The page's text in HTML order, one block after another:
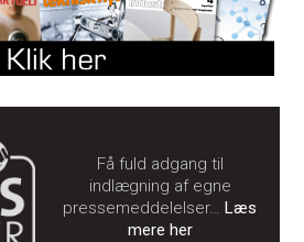
Få fuld adgang til
indlægning af egne
pressemeddelelser… Læs
mere her